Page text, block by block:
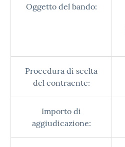
Oggetto del bando:
Procedura di scelta
del contraente:
Importo di
aggiudicazione: